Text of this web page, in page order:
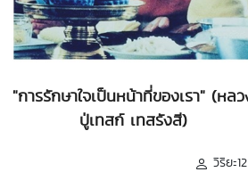
"การรักษาใจเป็นหน้าที่ของเรา" (หล
ปู่เทสก์ เทสรังสี)
วิริยะ12